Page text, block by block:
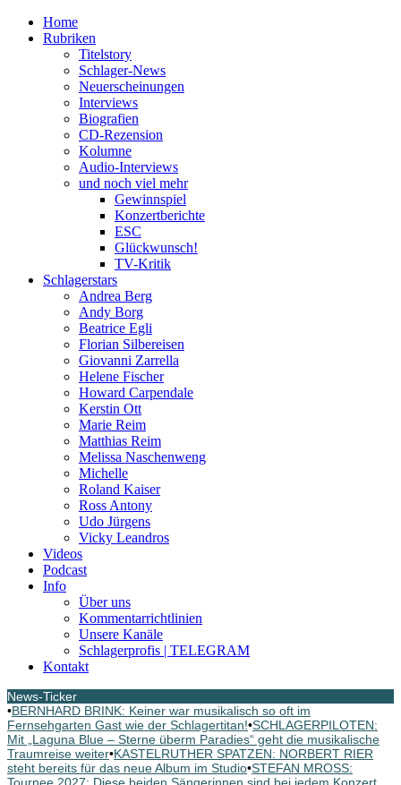
Home
Rubriken
Titelstory
Schlager-News
Neuerscheinungen
Interviews
Biografien
CD-Rezension
Kolumne
Audio-Interviews
und noch viel mehr
Gewinnspiel
Konzertberichte
ESC
Glückwunsch!
TV-Kritik
Schlagerstars
Andrea Berg
Andy Borg
Beatrice Egli
Florian Silbereisen
Giovanni Zarrella
Helene Fischer
Howard Carpendale
Kerstin Ott
Marie Reim
Matthias Reim
Melissa Naschenweng
Michelle
Roland Kaiser
Ross Antony
Udo Jürgens
Vicky Leandros
Videos
Podcast
Info
Über uns
Kommentarrichtlinien
Unsere Kanäle
Schlagerprofis | TELEGRAM
Kontakt
News-Ticker
•BERNHARD BRINK: Keiner war musikalisch so oft im
Fernsehgarten Gast wie der Schlagertitan!•SCHLAGERPILOTEN:
Mit „Laguna Blue – Sterne überm Paradies“ geht die musikalische
Traumreise weiter•KASTELRUTHER SPATZEN: NORBERT RIER
steht bereits für das neue Album im Studio•STEFAN MROSS: